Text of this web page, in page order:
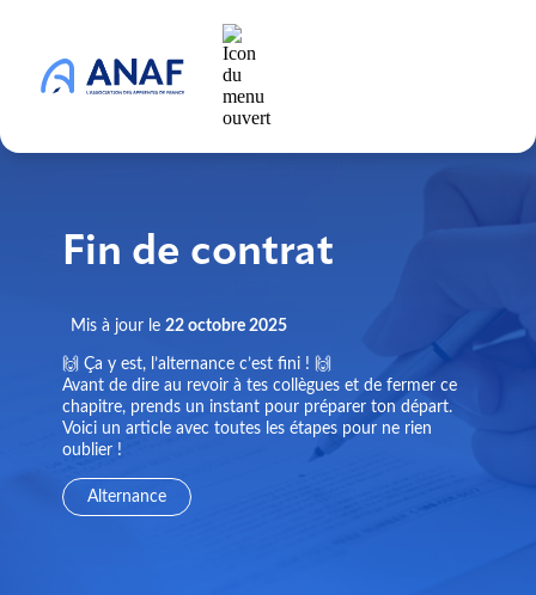
Fin de contrat
Mis à jour le 22 octobre 2025
🙌 Ça y est, l’alternance c’est fini ! 🙌
Avant de dire au revoir à tes collègues et de fermer ce
chapitre, prends un instant pour préparer ton départ.
Voici un article avec toutes les étapes pour ne rien
oublier !
Alternance